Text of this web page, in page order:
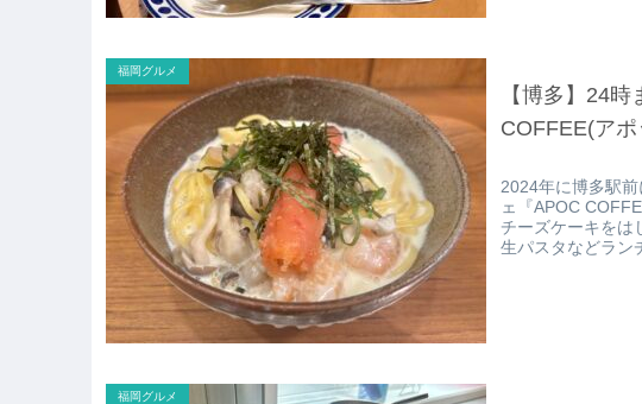
福岡グルメ
【博多】24
COFFEE(アポ
2024年に博多駅
ェ『APOC
チーズケーキをは
生パスタなどラン
福岡グルメ